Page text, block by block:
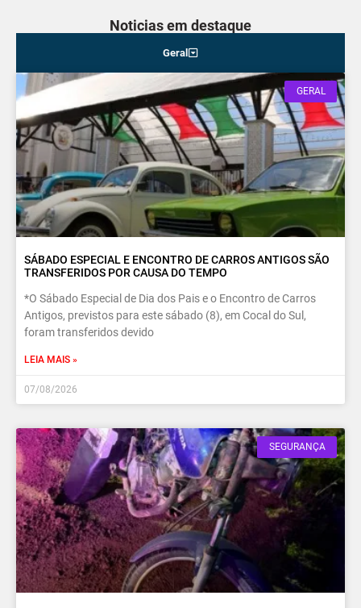
Noticias em destaque
Geral
GERAL
SÁBADO ESPECIAL E ENCONTRO DE CARROS ANTIGOS SÃO
TRANSFERIDOS POR CAUSA DO TEMPO
*O Sábado Especial de Dia dos Pais e o Encontro de Carros
Antigos, previstos para este sábado (8), em Cocal do Sul,
foram transferidos devido
LEIA MAIS »
07/08/2026
SEGURANÇA